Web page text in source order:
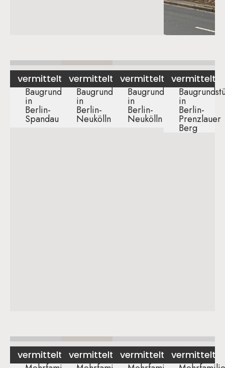
vermittelt
Baugrundstück
in
Berlin-
Spandau ​
vermittelt
Baugrundstück
in
Berlin-
Neukölln​
vermittelt
Baugrundstück
in
Berlin-
Neukölln​
vermittelt
in
Berlin-
Prenzlauer
Berg​
vermittelt vermittelt vermittelt vermittelt